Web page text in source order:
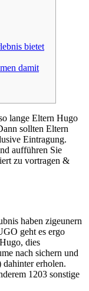
bietet
damit
lange Eltern Hugo
sollten Eltern
Eintragung.
aufführen Sie
zu vortragen &
haben zigeunern
geht es ergo
dies
nach sichern und
erholen.
1203 sonstige